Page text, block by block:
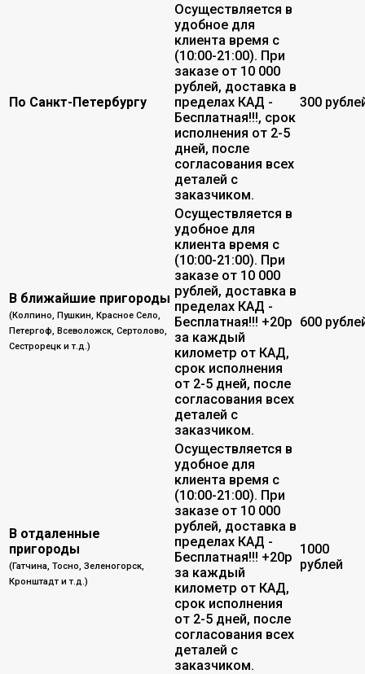
По Санкт-Петербургу
Осуществляется в
удобное для
клиента время с
(10:00-21:00). При
заказе от 10 000
рублей, доставка в
пределах КАД -
Бесплатная!!!, срок
исполнения от 2-5
дней, после
согласования всех
деталей с
заказчиком.
300
В ближайшие пригороды
(Колпино, Пушкин, Красное Село,
Петергоф, Всеволожск, Сертолово,
Сестрорецк и т.д.)
Осуществляется в
удобное для
клиента время с
(10:00-21:00). При
заказе от 10 000
рублей, доставка в
пределах КАД -
Бесплатная!!! +20р
за каждый
километр от КАД,
срок исполнения
от 2-5 дней, после
согласования всех
деталей с
заказчиком.
600
В отдаленные
пригороды
(Гатчина, Тосно, Зеленогорск,
Кронштадт и т.д.)
Осуществляется в
удобное для
клиента время с
(10:00-21:00). При
заказе от 10 000
рублей, доставка в
пределах КАД -
Бесплатная!!! +20р
за каждый
километр от КАД,
срок исполнения
от 2-5 дней, после
согласования всех
деталей с
заказчиком.
1000
рублей